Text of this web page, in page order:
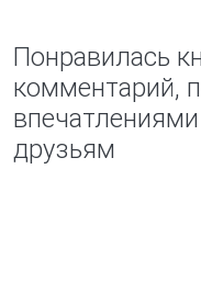
Понравилась
комментарий,
друзьям